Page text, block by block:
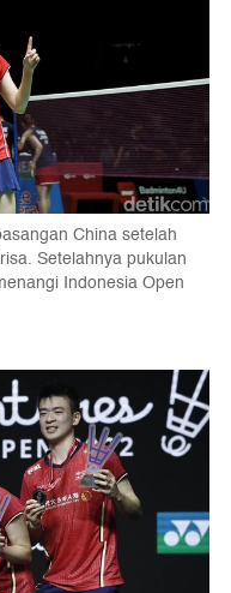
China setelah
Setelahnya pukulan
Indonesia Open